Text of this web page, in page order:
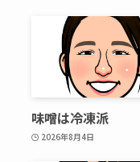
味噌は冷凍派
2026年8月4日